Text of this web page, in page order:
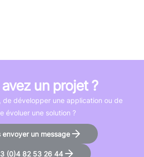
un projet ?
de développer une application ou de
évoluer une solution ?
envoyer un message
(0)4 82 53 26 44